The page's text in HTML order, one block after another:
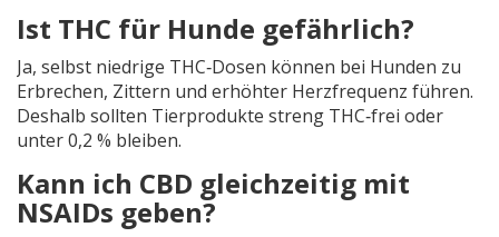
Ist THC für Hunde gefährlich?
Ja, selbst niedrige THC‑Dosen können bei Hunden zu
Erbrechen, Zittern und erhöhter Herzfrequenz führen.
Deshalb sollten Tierprodukte streng THC‑frei oder
unter 0,2 % bleiben.
Kann ich CBD gleichzeitig mit
NSAIDs geben?